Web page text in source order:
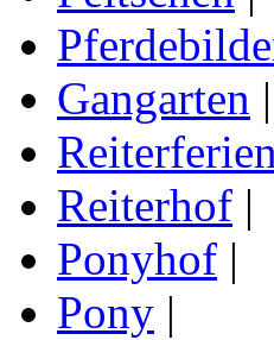
Gangarten |
Reiterferien
Reiterhof |
Ponyhof |
Pony |